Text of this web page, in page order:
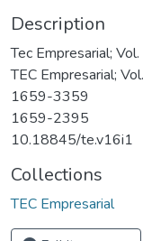
Description
Tec Empresarial;
TEC Empresarial;
1659-3359
1659-2395
10.18845/te.v16i1
Collections
TEC Empresarial